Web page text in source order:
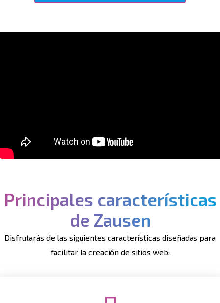
Principales características
de Zausen
Disfrutarás de las siguientes características diseñadas para
facilitar la creación de sitios web: